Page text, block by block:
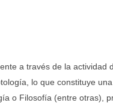
a través de la
lo que constituye
o Filosofía (entre otras),